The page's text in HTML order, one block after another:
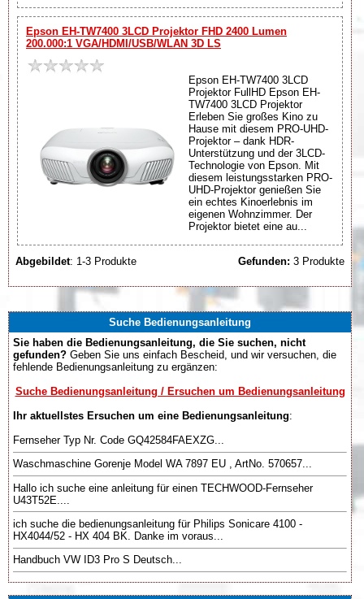
Epson EH-TW7400 3LCD Projektor FHD 2400 Lumen
200.000:1 VGA/HDMI/USB/WLAN 3D LS
Epson EH-TW7400 3LCD
Projektor FullHD Epson EH-
TW7400 3LCD Projektor
Erleben Sie großes Kino zu
Hause mit diesem PRO-UHD-
Projektor – dank HDR-
Unterstützung und der 3LCD-
Technologie von Epson. Mit
diesem leistungsstarken PRO-
UHD-Projektor genießen Sie
ein echtes Kinoerlebnis im
eigenen Wohnzimmer. Der
Projektor bietet eine au...
Abgebildet: 1-3 Produkte Gefunden: 3 Produkte
Suche Bedienungsanleitung
Sie haben die Bedienungsanleitung, die Sie suchen, nicht
gefunden? Geben Sie uns einfach Bescheid, und wir versuchen, die
fehlende Bedienungsanleitung zu ergänzen:
Suche Bedienungsanleitung / Ersuchen um Bedienungsanleitung
Ihr aktuellstes Ersuchen um eine Bedienungsanleitung:
Fernseher Typ Nr. Code GQ42584FAEXZG...
Waschmaschine Gorenje Model WA 7897 EU , ArtNo. 570657...
Hallo ich suche eine anleitung für einen TECHWOOD-Fernseher
U43T52E....
ich suche die bedienungsanleitung für Philips Sonicare 4100 -
HX4044/52 - HX 404 BK. Danke im voraus...
Handbuch VW ID3 Pro S Deutsch...